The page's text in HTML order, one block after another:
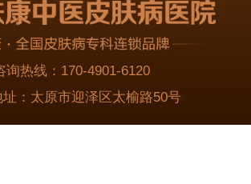
询热线： 170-4901-6120
： 太原市迎泽区太榆路50号